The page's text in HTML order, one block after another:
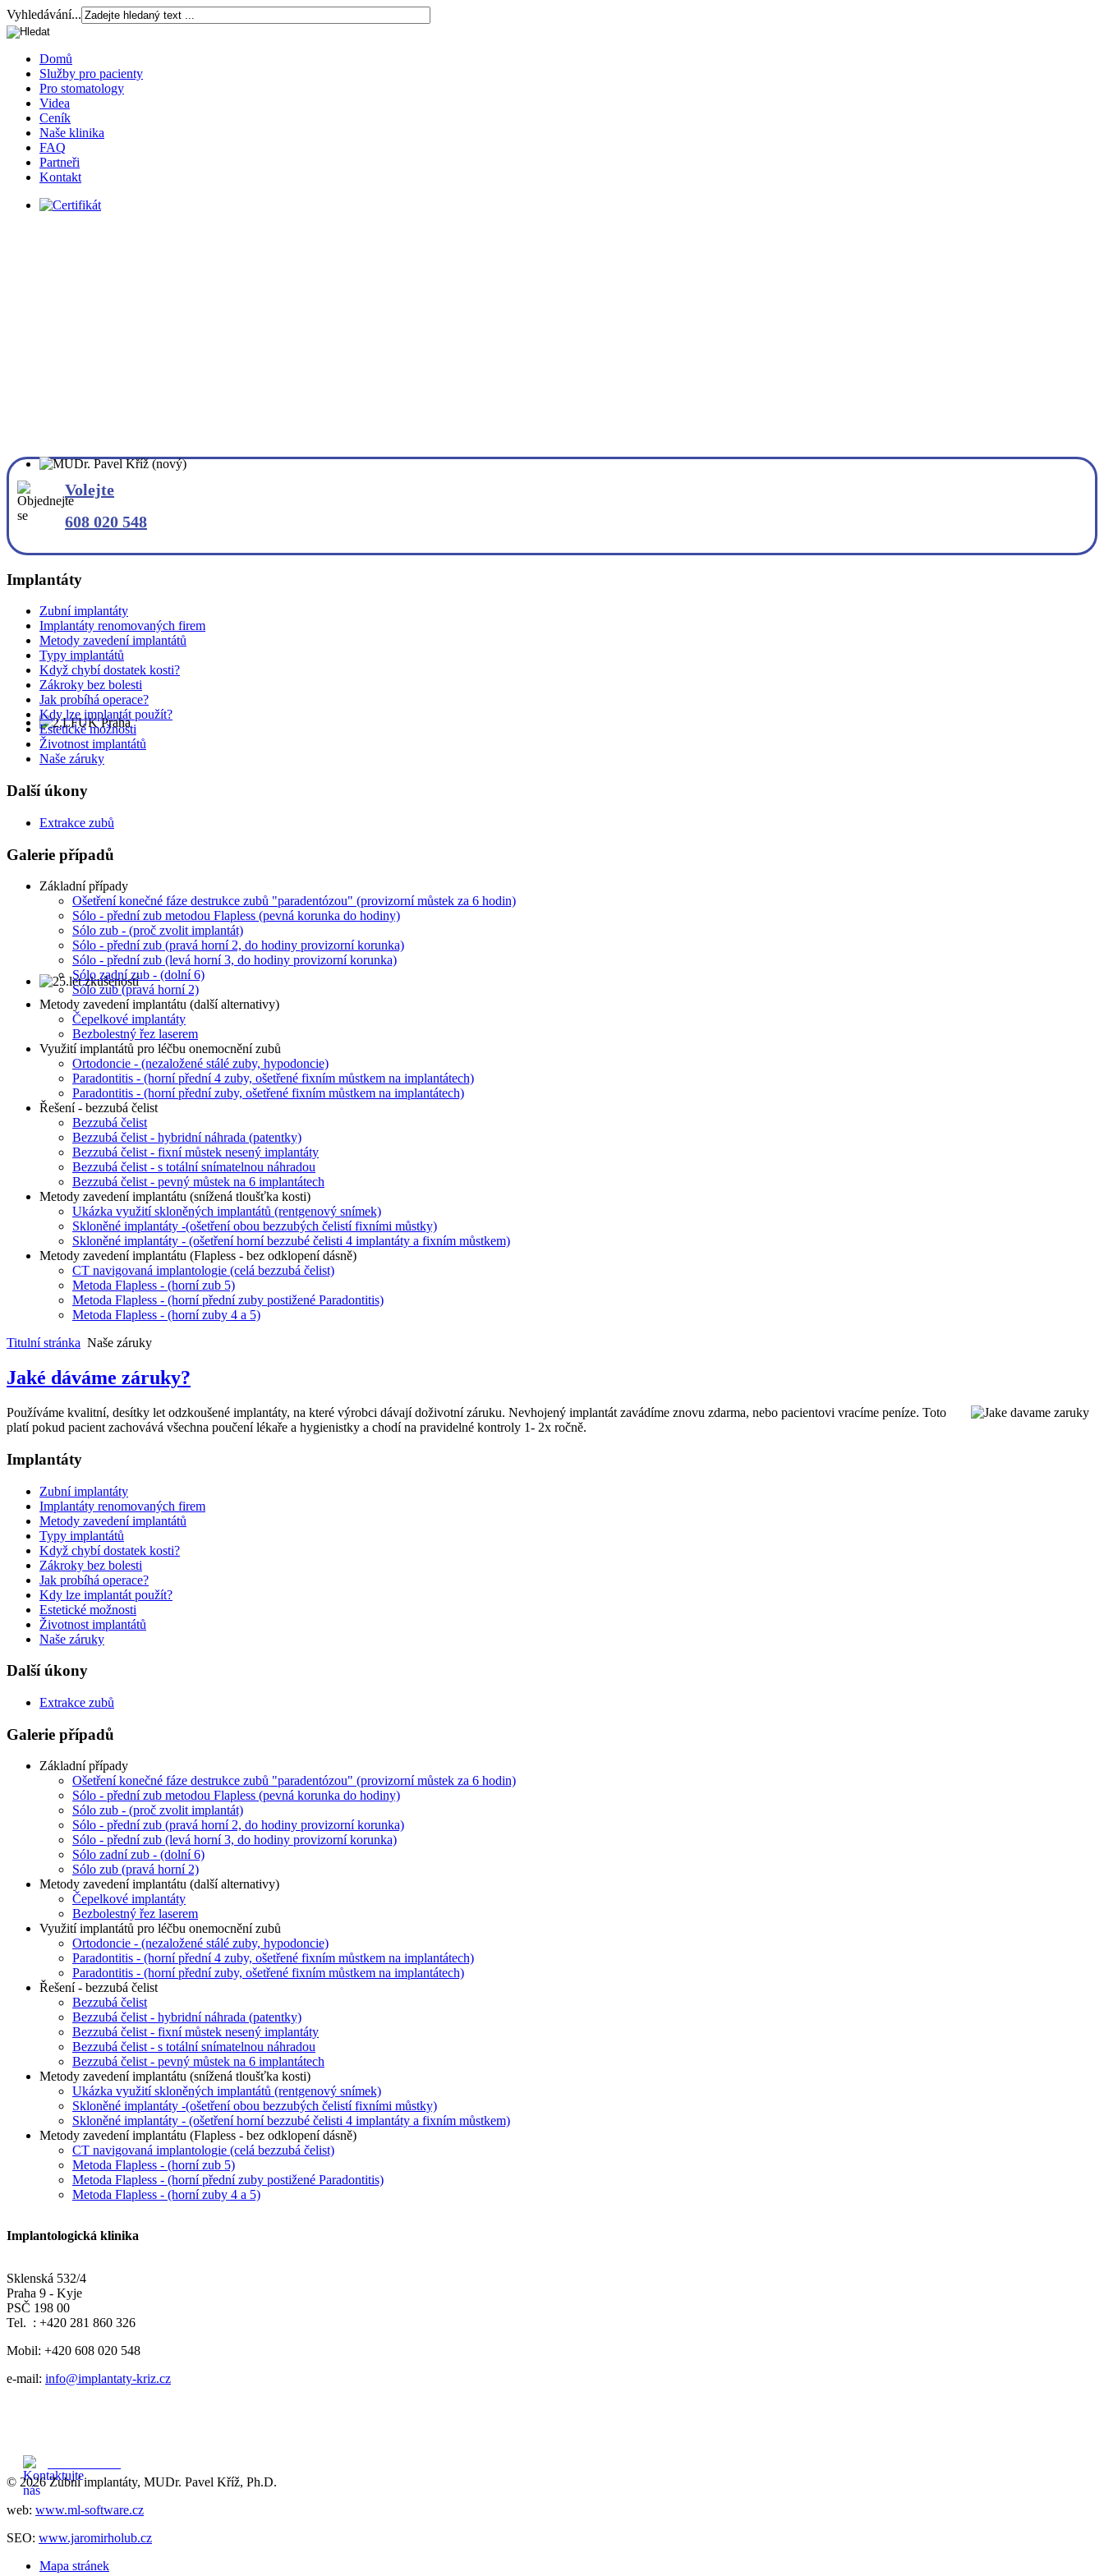
Vyhledávání...
Domů
Služby pro pacienty
Pro stomatology
Videa
Ceník
Naše klinika
FAQ
Partneři
Kontakt
Volejte
608 020 548
Implantáty
Zubní implantáty
Implantáty renomovaných firem
Metody zavedení implantátů
Typy implantátů
Když chybí dostatek kosti?
Zákroky bez bolesti
Jak probíhá operace?
Kdy lze implantát použít?
Estetické možnosti
Životnost implantátů
Naše záruky
Další úkony
Extrakce zubů
Galerie případů
Základní případy
Ošetření konečné fáze destrukce zubů "paradentózou" (provizorní můstek za 6 hodin)
Sólo - přední zub metodou Flapless (pevná korunka do hodiny)
Sólo zub - (proč zvolit implantát)
Sólo - přední zub (pravá horní 2, do hodiny provizorní korunka)
Sólo - přední zub (levá horní 3, do hodiny provizorní korunka)
Sólo zadní zub - (dolní 6)
Sólo zub (pravá horní 2)
Metody zavedení implantátu (další alternativy)
Čepelkové implantáty
Bezbolestný řez laserem
Využití implantátů pro léčbu onemocnění zubů
Ortodoncie - (nezaložené stálé zuby, hypodoncie)
Paradontitis - (horní přední 4 zuby, ošetřené fixním můstkem na implantátech)
Paradontitis - (horní přední zuby, ošetřené fixním můstkem na implantátech)
Řešení - bezzubá čelist
Bezzubá čelist
Bezzubá čelist - hybridní náhrada (patentky)
Bezzubá čelist - fixní můstek nesený implantáty
Bezzubá čelist - s totální snímatelnou náhradou
Bezzubá čelist - pevný můstek na 6 implantátech
Metody zavedení implantátu (snížená tloušťka kosti)
Ukázka využití skloněných implantátů (rentgenový snímek)
Skloněné implantáty -(ošetření obou bezzubých čelistí fixními můstky)
Skloněné implantáty - (ošetření horní bezzubé čelisti 4 implantáty a fixním můstkem)
Metody zavedení implantátu (Flapless - bez odklopení dásně)
CT navigovaná implantologie (celá bezzubá čelist)
Metoda Flapless - (horní zub 5)
Metoda Flapless - (horní přední zuby postižené Paradontitis)
Metoda Flapless - (horní zuby 4 a 5)
Titulní stránka Naše záruky
Jaké dáváme záruky?
Používáme kvalitní, desítky let odzkoušené implantáty, na které výrobci dávají doživotní záruku. Nevhojený implantát zavádíme znovu zdarma, nebo pacientovi vracíme peníze. Toto
platí pokud pacient zachovává všechna poučení lékaře a hygienistky a chodí na pravidelné kontroly 1- 2x ročně.
Implantáty
Zubní implantáty
Implantáty renomovaných firem
Metody zavedení implantátů
Typy implantátů
Když chybí dostatek kosti?
Zákroky bez bolesti
Jak probíhá operace?
Kdy lze implantát použít?
Estetické možnosti
Životnost implantátů
Naše záruky
Další úkony
Extrakce zubů
Galerie případů
Základní případy
Ošetření konečné fáze destrukce zubů "paradentózou" (provizorní můstek za 6 hodin)
Sólo - přední zub metodou Flapless (pevná korunka do hodiny)
Sólo zub - (proč zvolit implantát)
Sólo - přední zub (pravá horní 2, do hodiny provizorní korunka)
Sólo - přední zub (levá horní 3, do hodiny provizorní korunka)
Sólo zadní zub - (dolní 6)
Sólo zub (pravá horní 2)
Metody zavedení implantátu (další alternativy)
Čepelkové implantáty
Bezbolestný řez laserem
Využití implantátů pro léčbu onemocnění zubů
Ortodoncie - (nezaložené stálé zuby, hypodoncie)
Paradontitis - (horní přední 4 zuby, ošetřené fixním můstkem na implantátech)
Paradontitis - (horní přední zuby, ošetřené fixním můstkem na implantátech)
Řešení - bezzubá čelist
Bezzubá čelist
Bezzubá čelist - hybridní náhrada (patentky)
Bezzubá čelist - fixní můstek nesený implantáty
Bezzubá čelist - s totální snímatelnou náhradou
Bezzubá čelist - pevný můstek na 6 implantátech
Metody zavedení implantátu (snížená tloušťka kosti)
Ukázka využití skloněných implantátů (rentgenový snímek)
Skloněné implantáty -(ošetření obou bezzubých čelistí fixními můstky)
Skloněné implantáty - (ošetření horní bezzubé čelisti 4 implantáty a fixním můstkem)
Metody zavedení implantátu (Flapless - bez odklopení dásně)
CT navigovaná implantologie (celá bezzubá čelist)
Metoda Flapless - (horní zub 5)
Metoda Flapless - (horní přední zuby postižené Paradontitis)
Metoda Flapless - (horní zuby 4 a 5)
Implantologická klinika
Sklenská 532/4
Praha 9 - Kyje
PSČ 198 00
Tel. : +420 281 860 326
Mobil: +420 608 020 548
e-mail: info@implantaty-kriz.cz
© 2026 Zubní implantáty, MUDr. Pavel Kříž, Ph.D.
web: www.ml-software.cz
SEO: www.jaromirholub.cz
Mapa stránek